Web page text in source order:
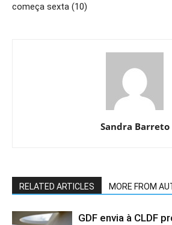
começa sexta (10)
Sandra Barreto
RELATED ARTICLES MORE FROM
GDF envia à CLDF